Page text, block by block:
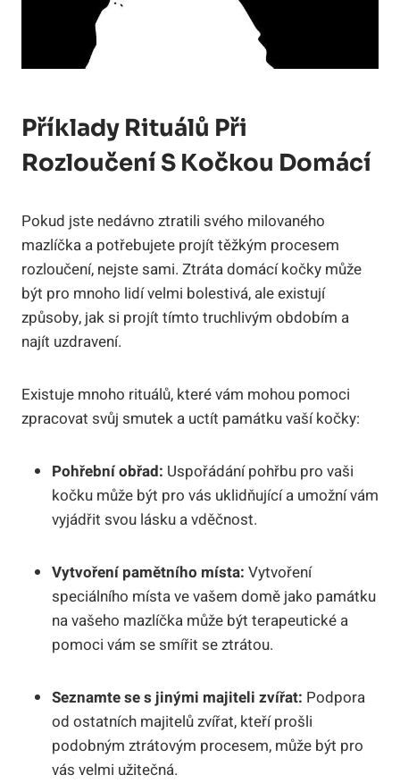
Příklady Rituálů Při
Rozloučení S Kočkou Domácí
Pokud jste nedávno ztratili svého milovaného
mazlíčka a potřebujete projít těžkým procesem
rozloučení, nejste sami. Ztráta domácí kočky může
být pro mnoho lidí velmi bolestivá, ale existují
způsoby, jak si projít tímto truchlivým obdobím a
najít uzdravení.
Existuje mnoho rituálů, které vám mohou pomoci
zpracovat svůj smutek a uctít památku vaší kočky:
Pohřební obřad: Uspořádání pohřbu pro vaši
kočku může být pro vás uklidňující a umožní vám
vyjádřit svou lásku a vděčnost.
Vytvoření pamětního místa: Vytvoření
speciálního místa ve vašem domě jako památku
na vašeho mazlíčka může být terapeutické a
pomoci vám se smířit se ztrátou.
Seznamte se s jinými majiteli zvířat: Podpora
od ostatních majitelů zvířat, kteří prošli
podobným ztrátovým procesem, může být pro
vás velmi užitečná.